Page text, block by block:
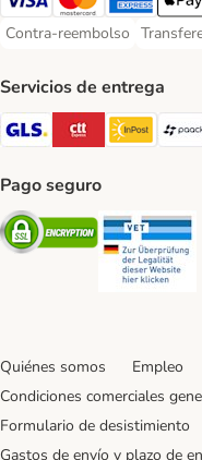
Visa Payment Method
Mastercard Payment
AmericanApple
Contra-reembolso
Contra-reembolso Payment
Servicios de entrega
GLS Shipping Method
CTTExpress
Pago seguro
Security
Quiénes somos Empleo
Condiciones comerciales
Formulario de desistimiento
Gastos de envío y plazo de